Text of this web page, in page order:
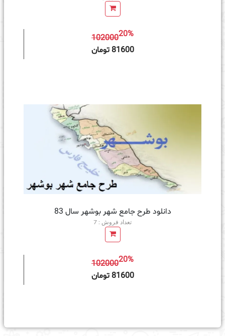
10200020%
81600 تومان
دانلود طرح جامع شهر بوشهر سال 83
تعداد فروش : 7
10200020%
81600 تومان